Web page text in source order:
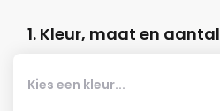
1. Kleur, maat en aantal
Kies een kleur...